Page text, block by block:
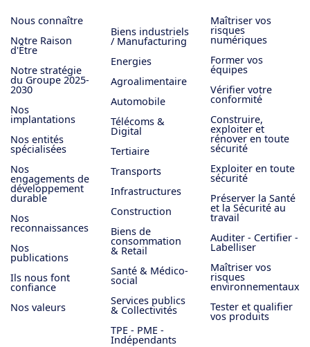
Nous connaître
Notre Raison
d'Être
Notre stratégie
du Groupe 2025-
2030
Nos
implantations
Nos entités
spécialisées
Nos
engagements de
développement
durable
Nos
reconnaissances
Nos
publications
Ils nous font
confiance
Nos valeurs
Biens industriels
/ Manufacturing
Energies
Agroalimentaire
Automobile
Télécoms &
Digital
Tertiaire
Transports
Infrastructures
Construction
Biens de
consommation
& Retail
Santé & Médico-
social
Services publics
& Collectivités
TPE - PME -
Indépendants
Maîtriser vos
risques
numériques
Former vos
équipes
Vérifier votre
conformité
Construire,
exploiter et
rénover en toute
sécurité
Exploiter en toute
sécurité
Préserver la Santé
et la Sécurité au
travail
Auditer - Certifier -
Labelliser
Maîtriser vos
risques
environnementaux
Tester et qualifier
vos produits